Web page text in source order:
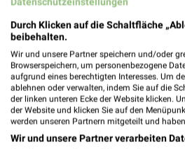
ÖPNV ANZEIGEN
Durch Klicken auf die Schaltfläche
beibehalten.
Wir und unsere Partner speichern und/oder
Browserspeichern, um personenbezogene
aufgrund eines berechtigten Interesses. Um
ablehnen oder verwalten, indem Sie auf die
der linken unteren Ecke der Website klicken.
der Website und klicken Sie auf den
werden unseren Partnern mitgeteilt und
Wir und unsere Partner verarbeiten